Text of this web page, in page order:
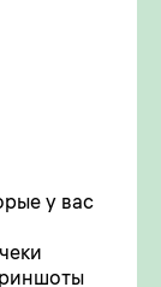
у вас